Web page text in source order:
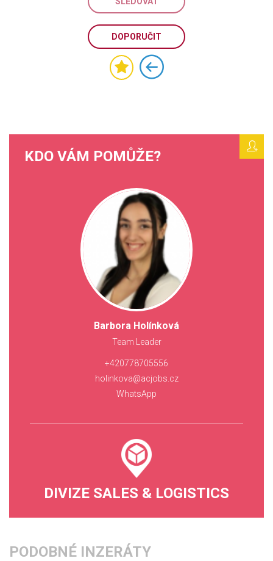
DOPORUČIT
KDO VÁM POMŮŽE?
Barbora Holínková
Team Leader
+420778705556
holinkova@acjobs.cz
WhatsApp
DIVIZE SALES & LOGISTICS
PODOBNÉ INZERÁTY